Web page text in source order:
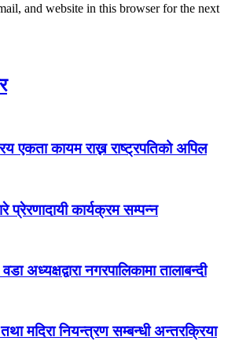
and website in this browser for the next
एकता कायम राख्न राष्ट्रपतिको अपिल
कार्यक्रम सम्पन्न
अध्यक्षद्वारा नगरपालिकामा तालाबन्दी
मदिरा नियन्त्रण सम्बन्धी अन्तरक्रिया